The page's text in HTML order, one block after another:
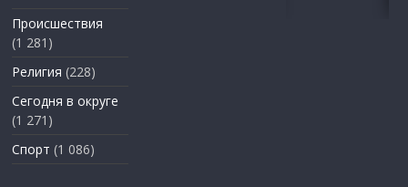
Происшествия
(1 281)
Религия (228)
Сегодня в округе
(1 271)
Спорт (1 086)